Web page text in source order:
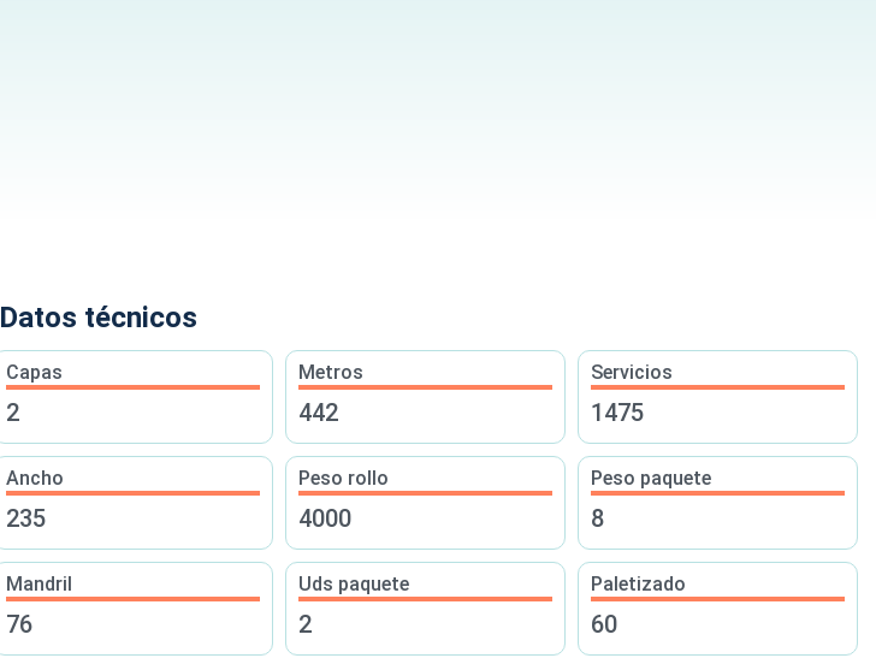
Datos técnicos
Capas
2
Metros
442
Servicios
1475
Ancho
235
Peso rollo
4000
Peso paquete
8
Mandril
76
Uds paquete
2
Paletizado
60